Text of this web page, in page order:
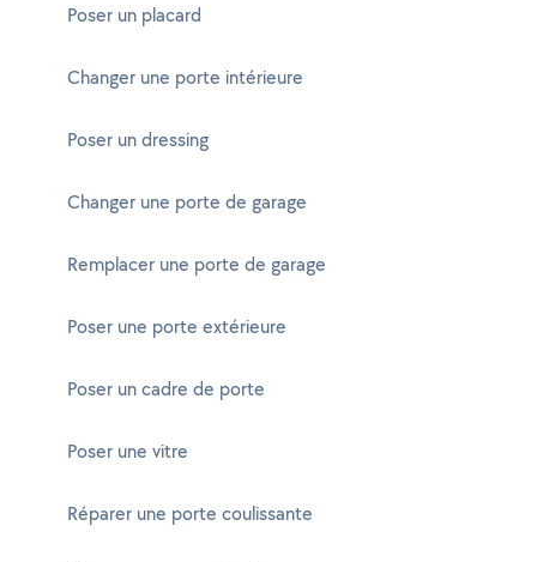
Poser un placard
Changer une porte intérieure
Poser un dressing
Changer une porte de garage
Remplacer une porte de garage
Poser une porte extérieure
Poser un cadre de porte
Poser une vitre
Réparer une porte coulissante